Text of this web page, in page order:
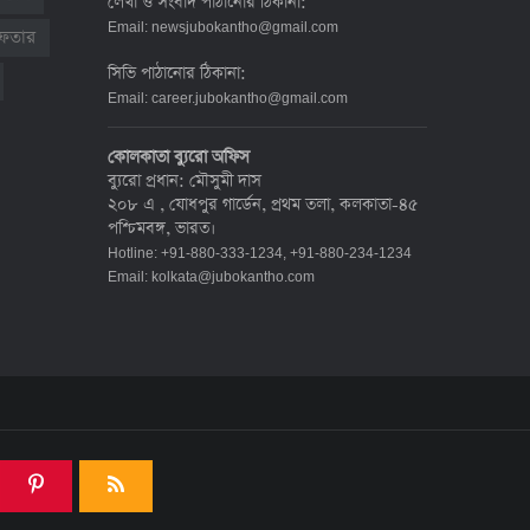
দেশে করোনায় মৃত্যু ও শনাক্ত কমেছে
৬ জুলাই ২০২২, ১৯:০২
হাজার ৯৯৮
৫ জুলাই ২০২২, ১৮:৪৭
করোনায় ২৪ ঘণ্টায় মৃত্যু ১২, শনাক্ত দুই
Email: newsjubokantho@gmail.com
সিভি পাঠানোর ঠিকানা:
Email: career.jubokantho@gmail.com
কোলকাতা ব্যুরো অফিস
ব্যুরো প্রধান: মৌসুমী দাস
২০৮ এ , যোধপুর গার্ডেন, প্রথম তলা, কলকাতা-৪৫
পশ্চিমবঙ্গ, ভারত।
Hotline: +91-880-333-1234, +91-880-234-1234
Email: kolkata@jubokantho.com